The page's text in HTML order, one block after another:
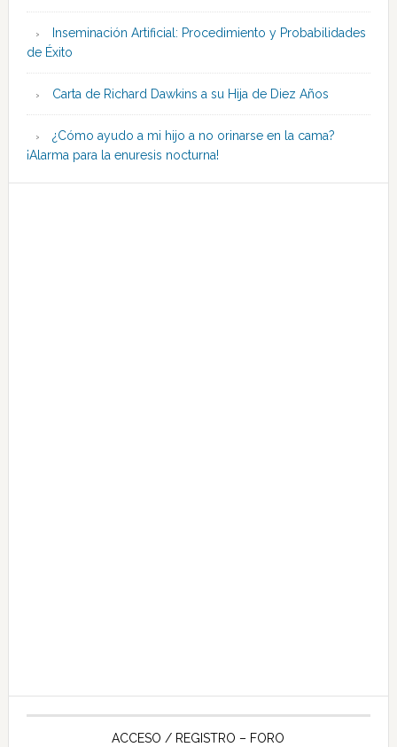
Inseminación Artificial: Procedimiento y Probabilidades
de Éxito
Carta de Richard Dawkins a su Hija de Diez Años
¿Cómo ayudo a mi hijo a no orinarse en la cama?
¡Alarma para la enuresis nocturna!
ACCESO / REGISTRO – FORO